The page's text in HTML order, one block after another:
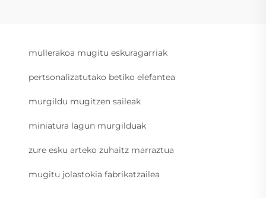
mullerakoa mugitu eskuragarriak
pertsonalizatutako betiko elefantea
murgildu mugitzen saileak
miniatura lagun murgilduak
zure esku arteko zuhaitz marraztua
mugitu jolastokia fabrikatzailea